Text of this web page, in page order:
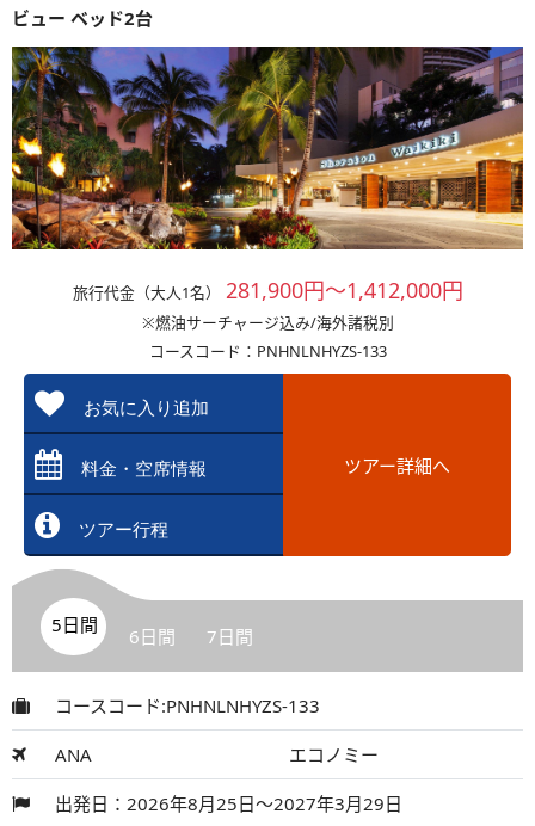
ビュー ベッド2台
旅行代金（大人1名） 281,900円～1,412,000円
※燃油サーチャージ込み/海外諸税別
コースコード：PNHNLNHYZS-133
お気に入り追加
料金・空席情報
ツアー行程
ツアー詳細へ
5日間 6日間 7日間
コースコード:PNHNLNHYZS-133
ANA エコノミー
出発日：2026年8月25日～2027年3月29日